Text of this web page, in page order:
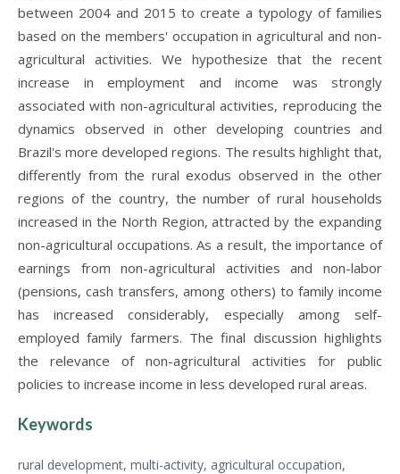
between 2004 and 2015 to create a typology of families
based on the members' occupation in agricultural and non-
agricultural activities. We hypothesize that the recent
increase in employment and income was strongly
associated with non-agricultural activities, reproducing the
dynamics observed in other developing countries and
Brazil's more developed regions. The results highlight that,
differently from the rural exodus observed in the other
regions of the country, the number of rural households
increased in the North Region, attracted by the expanding
non-agricultural occupations. As a result, the importance of
earnings from non-agricultural activities and non-labor
(pensions, cash transfers, among others) to family income
has increased considerably, especially among self-
employed family farmers. The final discussion highlights
the relevance of non-agricultural activities for public
policies to increase income in less developed rural areas.
Keywords
rural development, multi-activity, agricultural occupation,